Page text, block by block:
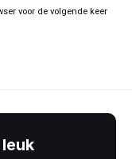
voor de volgende keer